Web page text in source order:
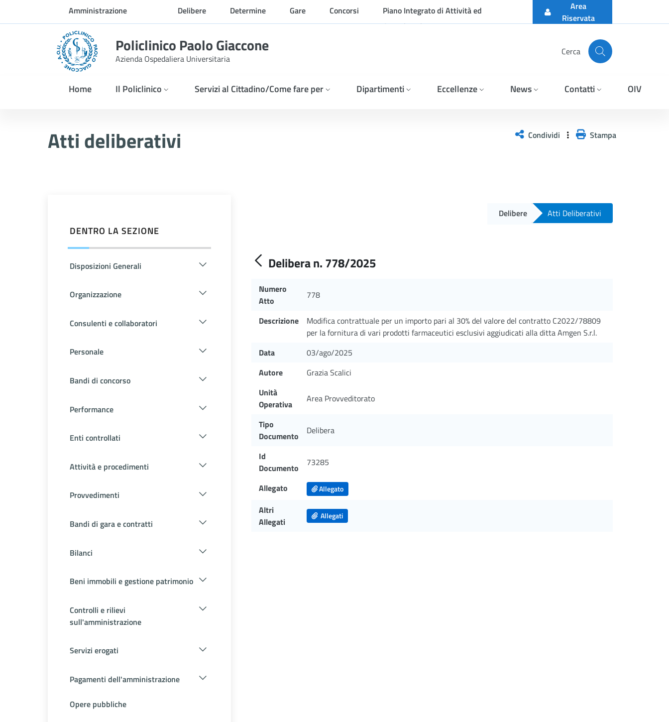
Skip to Main ContentAmministrazione
trasparente
Delibere Determine Gare Concorsi
Piano Integrato di Attività ed
Organizzazione
Area
Riservata
Policlinico Paolo Giaccone
Azienda Ospedaliera Universitaria
Cerca
Home Il Policlinico Servizi al Cittadino/Come fare per Dipartimenti Eccellenze News Contatti OIV
Atti deliberativi Condividi Stampa
DENTRO LA SEZIONE
Disposizioni Generali
Organizzazione
Consulenti e collaboratori
Personale
Bandi di concorso
Performance
Enti controllati
Attività e procedimenti
Provvedimenti
Bandi di gara e contratti
Bilanci
Beni immobili e gestione patrimonio
Controlli e rilievi
sull'amministrazione
Servizi erogati
Pagamenti dell'amministrazione
Opere pubbliche
Delibere Atti Deliberativi
Delibera n. 778/2025
Numero
Atto
778
Descrizione
Modifica contrattuale per un importo pari al 30% del valore del contratto C2022/78809
per la fornitura di vari prodotti farmaceutici esclusivi aggiudicati alla ditta Amgen S.r.l.
Data
03/ago/2025
Autore
Grazia Scalici
Unità
Operativa
Area Provveditorato
Tipo
Documento
Delibera
Id
Documento
73285
Allegato Allegato
Altri
Allegati
Allegati